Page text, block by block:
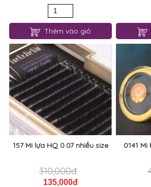
Thêm vào giỏ
157 Mi lựa HQ 0.07 nhiều size
310,000đ
135,000đ
0141